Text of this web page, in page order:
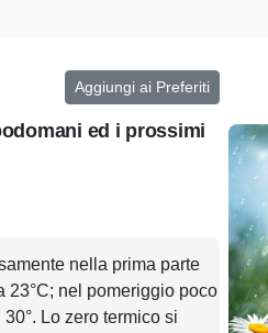
Aggiungi ai Preferiti
ed i prossimi
nella prima parte
23°C; nel pomeriggio poco
Lo zero termico si